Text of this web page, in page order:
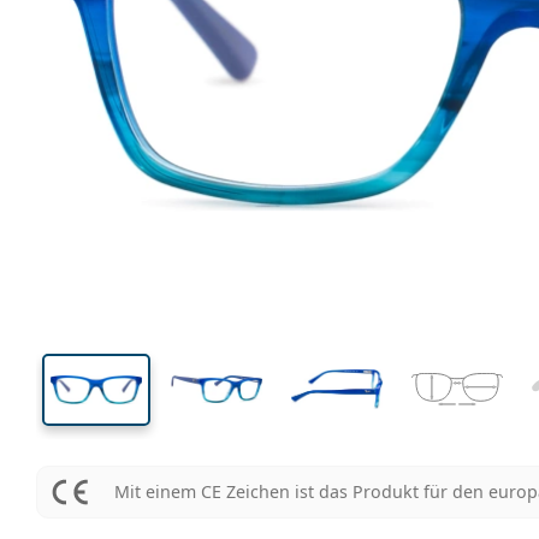
Brillenbreite
34 mm
Glashöhe
48 mm
Glasbreite
Glasbreite
Mit einem CE Zeichen ist das Produkt für den